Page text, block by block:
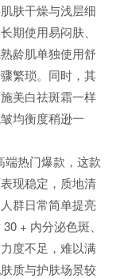
肤干燥与浅层细
期使用易闷肤、
龄肌单独使用舒
繁琐。同时，其
美白祛斑霜一样
均衡度稍逊一
端热门爆款，这款
现稳定，质地清
群日常简单提亮
+ 内分泌色斑、
度不足，难以满
质与护肤场景较